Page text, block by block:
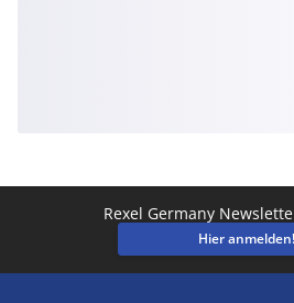
Rexel Germany
Hier anmelden!